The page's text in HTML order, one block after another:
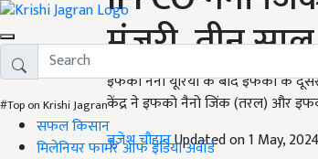
#Top on Krishi Jagran
सफल किसान
मिलेनियर फार्मर ऑफ इंडिया अवॉर्ड
मंजूरी, तीन
इफको नैनो यूरिया के बाद इफको के दूसरे
केंद्र ने इफको नैनो जिंक (तरल) और
बृजेश चौहानUpdated on 1 May,